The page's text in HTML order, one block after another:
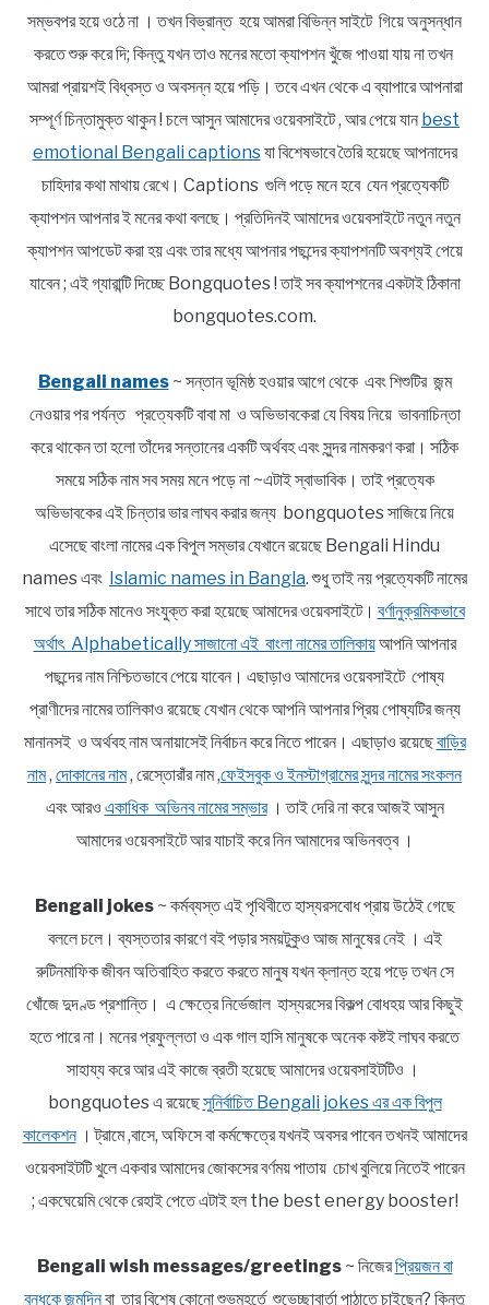
সম্ভবপর হয়ে ওঠে না । তখন বিভ্রান্ত হয়ে আমরা বিভিন্ন সাইটে গিয়ে অনুসন্ধান
করতে শুরু করে দি; কিন্তু যখন তাও মনের মতো ক্যাপশন খুঁজে পাওয়া যায় না তখন
আমরা প্রায়শই বিধ্বস্ত ও অবসন্ন হয়ে পড়ি। তবে এখন থেকে এ ব্যাপারে আপনারা
সম্পূর্ণ চিন্তামুক্ত থাকুন ! চলে আসুন আমাদের ওয়েবসাইটে , আর পেয়ে যান best
emotional Bengali captionsযা বিশেষভাবে তৈরি হয়েছে আপনাদের
চাহিদার কথা মাথায় রেখে। Captions গুলি পড়ে মনে হবে যেন প্রত্যেকটি
ক্যাপশন আপনার ই মনের কথা বলছে। প্রতিদিনই আমাদের ওয়েবসাইটে নতুন নতুন
ক্যাপশন আপডেট করা হয় এবং তার মধ্যে আপনার পছন্দের ক্যাপশনটি অবশ্যই পেয়ে
যাবেন ; এই গ্যারান্টি দিচ্ছে Bongquotes ! তাই সব ক্যাপশনের একটাই ঠিকানা
bongquotes.com.
Bengali names~ সন্তান ভূমিষ্ঠ হওয়ার আগে থেকে এবং শিশুটির জন্ম
নেওয়ার পর পর্যন্ত প্রত্যেকটি বাবা মা ও অভিভাবকেরা যে বিষয় নিয়ে ভাবনাচিন্তা
করে থাকেন তা হলো তাঁদের সন্তানের একটি অর্থবহ এবং সুন্দর নামকরণ করা। সঠিক
সময়ে সঠিক নাম সব সময় মনে পড়ে না ~এটাই স্বাভাবিক। তাই প্রত্যেক
অভিভাবকের এই চিন্তার ভার লাঘব করার জন্য bongquotes সাজিয়ে নিয়ে
এসেছে বাংলা নামের এক বিপুল সম্ভার যেখানে রয়েছে Bengali Hindu
names এবং Islamic names in Bangla. শুধু তাই নয় প্রত্যেকটি নামের
সাথে তার সঠিক মানেও সংযুক্ত করা হয়েছে আমাদের ওয়েবসাইটে। বর্ণানুক্রমিকভাবে
অর্থাৎ Alphabetically সাজানো এই বাংলা নামের তালিকায়আপনি আপনার
পছন্দের নাম নিশ্চিতভাবে পেয়ে যাবেন। এছাড়াও আমাদের ওয়েবসাইটে পোষ্য
প্রাণীদের নামের তালিকাও রয়েছে যেখান থেকে আপনি আপনার প্রিয় পোষ্যটির জন্য
মানানসই ও অর্থবহ নাম অনায়াসেই নির্বাচন করে নিতে পারেন। এছাড়াও রয়েছেবাড়ির
নাম, দোকানের নাম, রেস্তোরাঁর নাম ,ফেইসবুক ও ইনস্টাগ্রামের সুন্দর নামের সংকলন
এবং আরও একাধিক অভিনব নামের সম্ভার। তাই দেরি না করে আজই আসুন
আমাদের ওয়েবসাইটে আর যাচাই করে নিন আমাদের অভিনবত্ব ।
Bengali jokes~ কর্মব্যস্ত এই পৃথিবীতে হাস্যরসবোধ প্রায় উঠেই গেছে
বললে চলে। ব্যস্ততার কারণে বই পড়ার সময়টুকুও আজ মানুষের নেই । এই
রুটিনমাফিক জীবন অতিবাহিত করতে করতে মানুষ যখন ক্লান্ত হয়ে পড়ে তখন সে
খোঁজে দুদণ্ড প্রশান্তি। এ ক্ষেত্রে নির্ভেজাল হাস্যরসের বিকল্প বোধহয় আর কিছুই
হতে পারে না। মনের প্রফুল্লতা ও এক গাল হাসি মানুষকে অনেক কষ্টই লাঘব করতে
সাহায্য করে আর এই কাজে ব্রতী হয়েছে আমাদের ওয়েবসাইটটিও ।
bongquotes এ রয়েছেসুনির্বাচিত Bengali jokes এর এক বিপুল
কালেকশন। ট্রামে ,বাসে, অফিসে বা কর্মক্ষেত্রে যখনই অবসর পাবেন তখনই আমাদের
ওয়েবসাইটটি খুলে একবার আমাদের জোকসের বর্ণময় পাতায় চোখ বুলিয়ে নিতেই পারেন
; একঘেয়েমি থেকে রেহাই পেতে এটাই হল the best energy booster!
Bengali wish messages/greetings~ নিজেরপ্রিয়জন বা
বন্ধুকে জন্মদিনবা তার বিশেষ কোনো শুভমুহূর্তে শুভেচ্ছাবার্তা পাঠাতে চাইছেন? কিন্তু